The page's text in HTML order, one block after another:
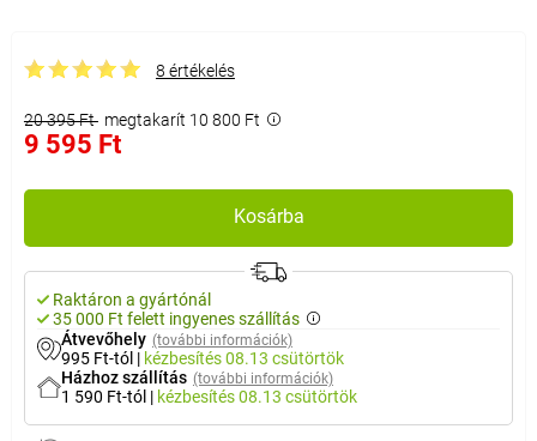
8 értékelés
20 395 Ft megtakarít 10 800 Ft
9 595 Ft
Kosárba
Raktáron a gyártónál
35 000 Ft felett ingyenes szállítás
Átvevőhely (további információk)
995 Ft-tól | kézbesítés08.13 csütörtök
Házhoz szállítás (további információk)
1 590 Ft-tól | kézbesítés08.13 csütörtök